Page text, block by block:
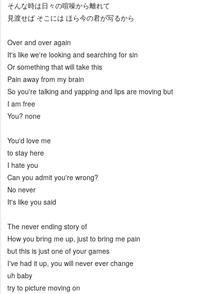
そんな時は日々の喧噪から離れて
見渡せば そこには ほら今の君が写るから
Over and over again
It's like we're looking and searching for sin
Or something that will take this
Pain away from my brain
So you're talking and yapping and lips are moving but
I am free
You? none
You'd love me
to stay here
I hate you
Can you admit you're wrong?
No never
It's like you said
The never ending story of
How you bring me up, just to bring me pain
but this is just one of your games
I've had it up, you will never ever change
uh baby
try to picture moving on